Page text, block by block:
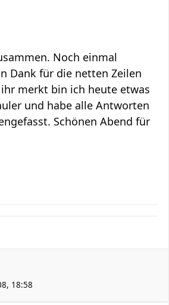
Noch einmal
Dank für die netten Zeilen
ihr merkt bin ich heute etwas
und habe alle Antworten
Schönen Abend für
18:58